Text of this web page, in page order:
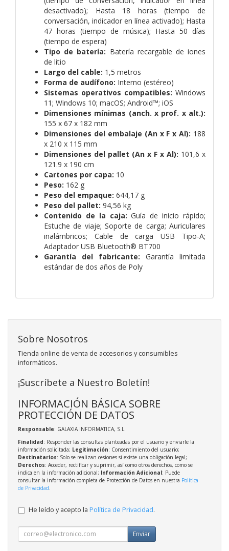
desactivado); Hasta 18 horas (tiempo de
conversación, indicador en línea activado); Hasta
47 horas (tiempo de música); Hasta 50 días
(tiempo de espera)
Tipo de batería: Batería recargable de iones
de litio
Largo del cable: 1,5 metros
Forma de audífono: Interno (estéreo)
Sistemas operativos compatibles: Windows
11; Windows 10; macOS; Android™; iOS
Dimensiones mínimas (anch. x prof. x alt.):
155 x 67 x 182 mm
Dimensiones del embalaje (An x F x Al): 188
x 210 x 115 mm
Dimensiones del pallet (An x F x Al): 101,6 x
121.9 x 190 cm
Cartones por capa: 10
Peso: 162 g
Peso del empaque: 644,17 g
Peso del pallet: 94,56 kg
Contenido de la caja: Guía de inicio rápido;
Estuche de viaje; Soporte de carga; Auriculares
inalámbricos; Cable de carga USB Tipo-A;
Adaptador USB Bluetooth® BT700
Garantía del fabricante: Garantía limitada
estándar de dos años de Poly
Sobre Nosotros
Tienda online de venta de accesorios y consumibles
informáticos.
¡Suscríbete a Nuestro Boletín!
INFORMACIÓN BÁSICA SOBRE
PROTECCIÓN DE DATOS
Responsable: GALAXIA INFORMATICA, S.L.
Finalidad: Responder las consultas planteadas por el usuario y enviarle la
información solicitada; Legitimación: Consentimiento del usuario;
Destinatarios: Solo se realizan cesiones si existe una obligación legal;
Derechos: Acceder, rectificar y suprimir, así como otros derechos, como se
indica en la información adicional; Información Adicional: Puede
consultar la información completa de Protección de Datos en nuestra Política
de Privacidad
He leído y acepto la Política de Privacidad.
Enviar